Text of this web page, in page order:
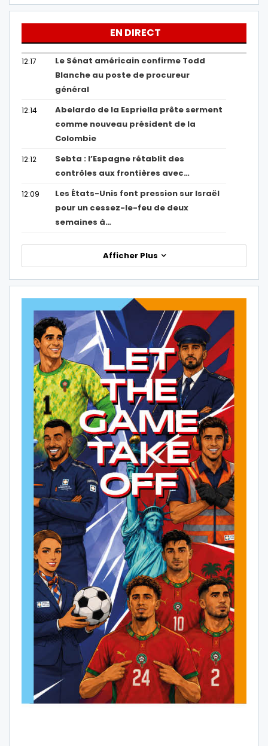
EN DIRECT
12:17
Le Sénat américain confirme Todd
Blanche au poste de procureur
général
12:14
Abelardo de la Espriella prête serment
comme nouveau président de la
Colombie
12:12
Sebta : l’Espagne rétablit des
contrôles aux frontières avec…
12:09
Les États-Unis font pression sur Israël
pour un cessez-le-feu de deux
semaines à…
Afficher Plus